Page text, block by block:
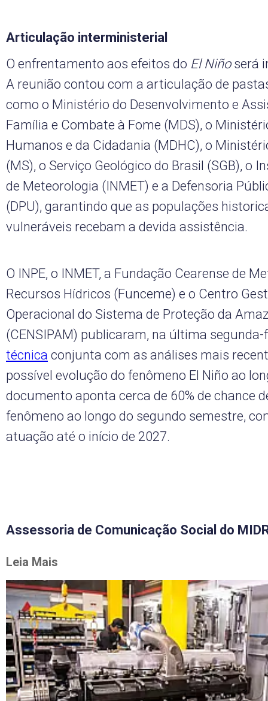
Articulação interministerial
O enfrentamento aos efeitos do El Niñoserá
A reunião contou com a articulação de
como o Ministério do Desenvolvimento e
Família e Combate à Fome (MDS), o
Humanos e da Cidadania (MDHC), o
(MS), o Serviço Geológico do Brasil (SGB), o
de Meteorologia (INMET) e a Defensoria
(DPU), garantindo que as populações
vulneráveis recebam a devida assistência.
O INPE, o INMET, a Fundação Cearense de
Recursos Hídricos (Funceme) e o Centro
Operacional do Sistema de Proteção da
(CENSIPAM) publicaram, na última
técnica conjunta com as análises mais
possível evolução do fenômeno El Niño ao
documento aponta cerca de 60% de chance
fenômeno ao longo do segundo semestre,
atuação até o início de 2027.
Assessoria de Comunicação Social do
Leia Mais